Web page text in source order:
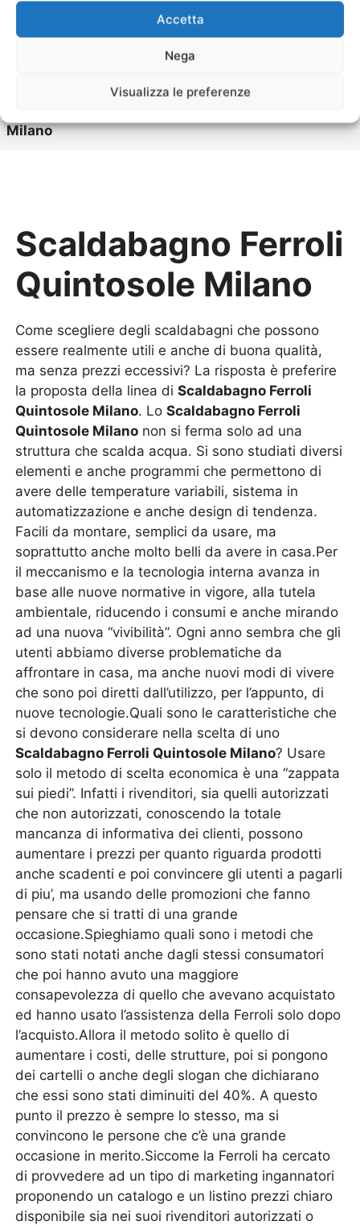
Accetta
Nega
Visualizza le preferenze
Quintosole Milano
Sostituzione Scalda Acqua a Gas Ferroli
Quintosole
Quintosole Milano
Milano
Scaldabagno Ferroli
Quintosole Milano
Come scegliere degli scaldabagni che possono
essere realmente utili e anche di buona qualità,
ma senza prezzi eccessivi? La risposta è preferire
la proposta della linea diScaldabagno Ferroli
Quintosole Milano. LoScaldabagno Ferroli
Quintosole Milano non si ferma solo ad una
struttura che scalda acqua. Si sono studiati diversi
elementi e anche programmi che permettono di
avere delle temperature variabili, sistema in
automatizzazione e anche design di tendenza.
Facili da montare, semplici da usare, ma
soprattutto anche molto belli da avere in casa.Per
il meccanismo e la tecnologia interna avanza in
base alle nuove normative in vigore, alla tutela
ambientale, riducendo i consumi e anche mirando
ad una nuova “vivibilità”. Ogni anno sembra che gli
utenti abbiamo diverse problematiche da
affrontare in casa, ma anche nuovi modi di vivere
che sono poi diretti dall’utilizzo, per l’appunto, di
nuove tecnologie.Quali sono le caratteristiche che
si devono considerare nella scelta di uno
Scaldabagno Ferroli Quintosole Milano? Usare
solo il metodo di scelta economica è una “zappata
sui piedi”. Infatti i rivenditori, sia quelli autorizzati
che non autorizzati, conoscendo la totale
mancanza di informativa dei clienti, possono
aumentare i prezzi per quanto riguarda prodotti
anche scadenti e poi convincere gli utenti a pagarli
di piu’, ma usando delle promozioni che fanno
pensare che si tratti di una grande
occasione.Spieghiamo quali sono i metodi che
sono stati notati anche dagli stessi consumatori
che poi hanno avuto una maggiore
consapevolezza di quello che avevano acquistato
ed hanno usato l’assistenza della Ferroli solo dopo
l’acquisto.Allora il metodo solito è quello di
aumentare i costi, delle strutture, poi si pongono
dei cartelli o anche degli slogan che dichiarano
che essi sono stati diminuiti del 40%. A questo
punto il prezzo è sempre lo stesso, ma si
convincono le persone che c’è una grande
occasione in merito.Siccome la Ferroli ha cercato
di provvedere ad un tipo di marketing ingannatori
proponendo un catalogo e un listino prezzi chiaro
disponibile sia nei suoi rivenditori autorizzati o